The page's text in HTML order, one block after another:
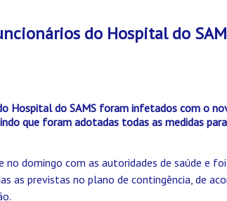
do Hospital do
Hospital do SAMS foram infetados com o
que foram adotadas todas as medidas
no domingo com as autoridades de saúde e
as previstas no plano de contingência, de